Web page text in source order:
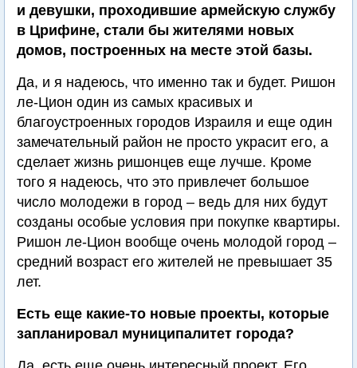
и девушки, проходившие армейскую службу
в Црифине, стали бы жителями новых
домов, построенных на месте этой базы.
Да, и я надеюсь, что именно так и будет. Ришон
ле-Цион один из самых красивых и
благоустроенных городов Израиля и еще один
замечательный район не просто украсит его, а
сделает жизнь ришонцев еще лучше. Кроме
того я надеюсь, что это привлечет большое
число молодежи в город – ведь для них будут
созданы особые условия при покупке квартиры.
Ришон ле-Цион вообще очень молодой город –
средний возраст его жителей не превышает 35
лет.
Есть еще какие-то новые проекты, которые
запланировал муниципалитет города?